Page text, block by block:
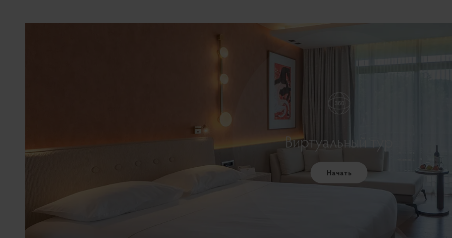
Виртуальный тур
Начать